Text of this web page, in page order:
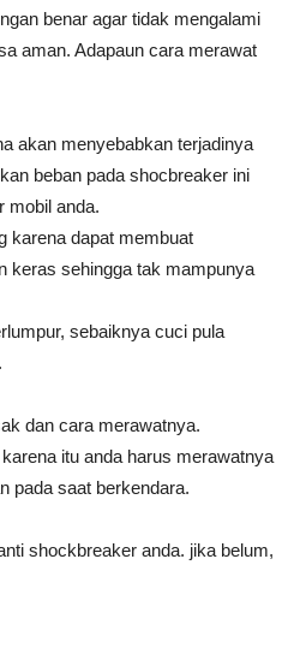
benar agar tidak mengalami
aman. Adapaun cara merawat
akan menyebabkan terjadinya
beban pada shocbreaker ini
mobil anda.
karena dapat membuat
keras sehingga tak mampunya
sebaiknya cuci pula
dan cara merawatnya.
itu anda harus merawatnya
pada saat berkendara.
shockbreaker anda. jika belum,